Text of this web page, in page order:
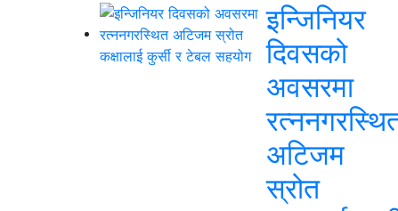
इन्जिनियर
दिवसको
अवसरमा
अटिजम
स्रोत